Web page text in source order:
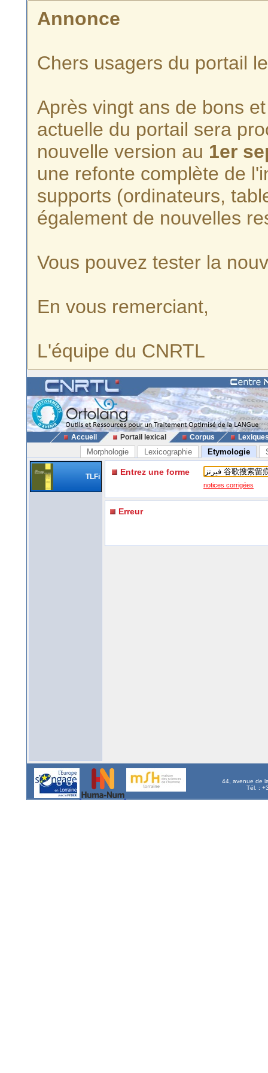
Annonce
Chers usagers du portail
Après vingt ans de bons
actuelle du portail sera
nouvelle version au 1er
une refonte complète de
supports (ordinateurs,
également de nouvelles
Vous pouvez tester la
En vous remerciant,
L'équipe du CNRTL
Accueil Portail lexical Corpus
Morphologie Lexicographie Etymologie
TLFi Entrez une forme
notices corrigées
Erreur
44, avenue de
Tél. :